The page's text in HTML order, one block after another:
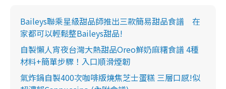
Baileys聯乘星級甜品師推出三款簡易甜品食譜 在
家都可以輕鬆整Baileys甜品!
自製懶人宵夜台灣大熱甜品Oreo鮮奶麻糬食譜 4種
材料+簡單步驟！入口順滑煙韌
氣炸鍋自製400次咖啡版燒焦芝士蛋糕 三層口感!似